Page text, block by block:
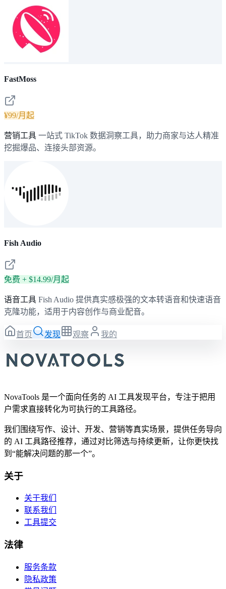
FastMoss
¥99/月起
营销工具 一站式 TikTok 数据洞察工具，助力商家与达人精准
挖掘爆品、连接头部资源。
Fish Audio
免费 + $14.99/月起
语音工具 Fish Audio 提供真实感极强的文本转语音和快速语音
克隆功能，适用于内容创作与商业配音。
首页 发现 观察 我的
NovaTools 是一个面向任务的 AI 工具发现平台，专注于把用
户需求直接转化为可执行的工具路径。
我们围绕写作、设计、开发、营销等真实场景，提供任务导向
的 AI 工具路径推荐，通过对比筛选与持续更新，让你更快找
到“能解决问题的那一个”。
关于
关于我们
联系我们
工具提交
法律
服务条款
隐私政策